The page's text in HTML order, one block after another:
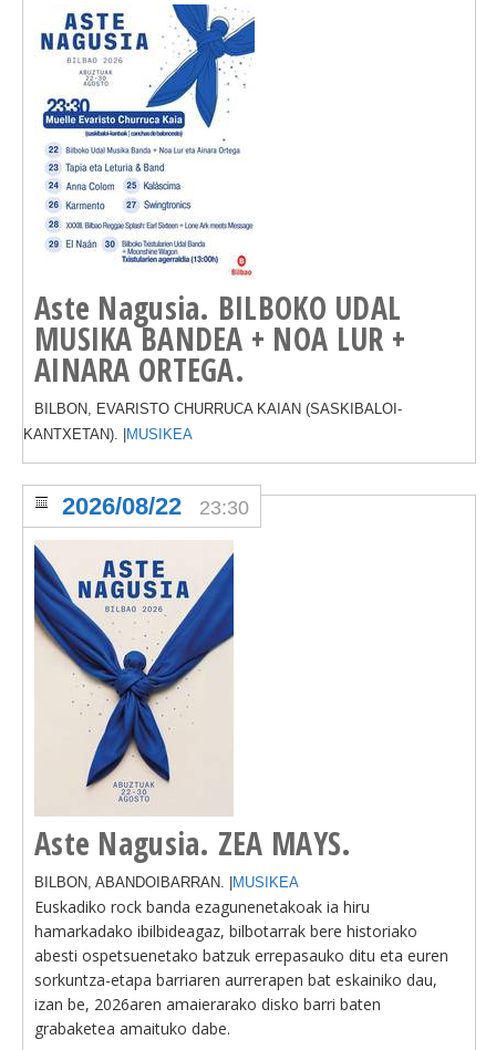
Aste Nagusia. BILBOKO UDAL
MUSIKA BANDEA + NOA LUR +
AINARA ORTEGA.
BILBON, EVARISTO CHURRUCA KAIAN (SASKIBALOI-
KANTXETAN). |
MUSIKEA
Aste Nagusia. ZEA MAYS.
2026/08/22 23:30
BILBON, ABANDOIBARRAN. | MUSIKEA
Euskadiko rock banda ezagunenetakoak ia hiru
hamarkadako ibilbideagaz, bilbotarrak bere historiako
abesti ospetsuenetako batzuk errepasauko ditu eta euren
sorkuntza-etapa barriaren aurrerapen bat eskainiko dau,
izan be, 2026aren amaierarako disko barri baten
grabaketea amaituko dabe.